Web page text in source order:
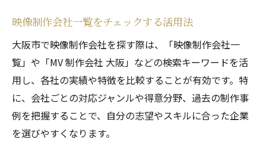
映像制作会社一覧をチェックする活用法
大阪市で映像制作会社を探す際は、「映像制作会社一
覧」や「MV 制作会社 大阪」などの検索キーワードを活
用し、各社の実績や特徴を比較することが有効です。特
に、会社ごとの対応ジャンルや得意分野、過去の制作事
例を把握することで、自分の志望やスキルに合った企業
を選びやすくなります。